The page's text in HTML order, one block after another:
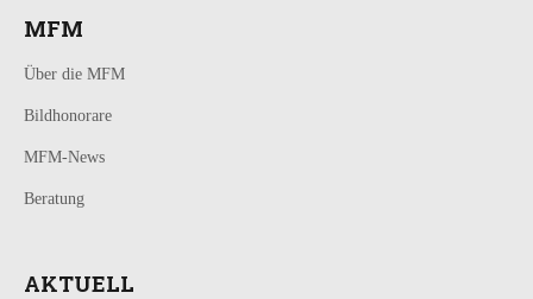
MFM
Über die MFM
Bildhonorare
MFM-News
Beratung
AKTUELL